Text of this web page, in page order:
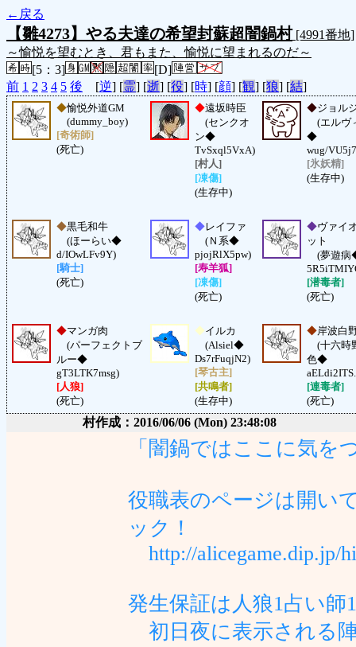
←戻る
【雛4273】やる夫達の希望封蘇超闇鍋村[4991番地]
～愉悦を望むとき、君もまた、愉悦に望まれるのだ～
[5：3]
[D]
前 1 2 3 4 5 後 [逆] [霊] [逝] [役] [時] [顔] [観] [狼] [結]
◆愉悦外道GM
(dummy_boy)
[奇術師]
(死亡)
◆遠坂時臣
(センクオ
ン◆
TvSxql5VxA)
[村人]
[凍傷]
(生存中)
◆ジョル
(エルヴ
◆
wug/
[氷妖精]
(生存中)
◆黒毛和牛
(ほーらい◆
d/IOwLFv9Y)
[騎士]
(死亡)
◆レイファ
(Ｎ系◆
pjojRlX5pw)
[寿羊狐]
[凍傷]
(死亡)
◆ヴァイ
ット
(夢遊
[潜毒者]
(死亡)
◆マンガ肉
(パーフェクトブ
ルー◆
gT3LTK7msg)
[人狼]
(死亡)
◆イルカ
(Alsiel◆
Ds7rFuqjN2)
[琴古主]
[共鳴者]
(生存中)
◆岸波白
(十六時
色◆
[連毒者]
(死亡)
村作成：2016/06/06 (Mon) 23:48:08
「闇鍋ではここに気を
役職表のページは開い
ック！
http://alicegame.dip.jp/
発生保証は人狼1占い
初日夜に表示される